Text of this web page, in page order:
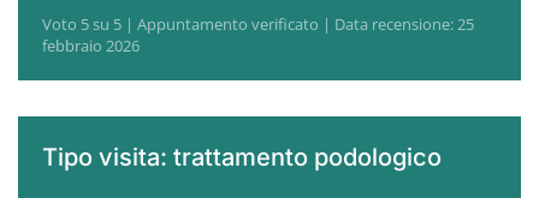
Voto 5 su 5 | Appuntamento verificato | Data recensione: 25
febbraio 2026
Tipo visita: trattamento podologico